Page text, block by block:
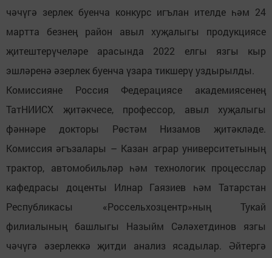
чәчүгә зерлек буенча конкурс игълан ителде һәм 24
мартта безнең район авыл хуҗалыгы продукциясе
җитештерүчеләре арасында 2022 елгы язгы кыр
эшләренә әзерлек буенча үзара тикшерү уздырылды.
Комиссияне Россия Федерациясе академиясенең
ТатНИИСХ җитәкчесе, профессор, авыл хуҗалыгы
фәннәре докторы Рөстәм Низамов җитәкләде.
Комиссия әгъзалары – Казан аграр университетының
трактор, автомобильләр һәм технологик процесслар
кафедрасы доценты Илнар Гаязиев һәм Татарстан
Республикасы «Россельхозцентр»ның Тукай
филиалының башлыгы Назыйм Сәләхетдинов язгы
чәчүгә әзерлеккә җитди анализ ясадылар. Әйтергә